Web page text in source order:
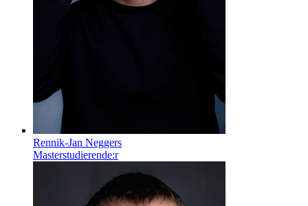
Rennik-Jan Neggers
Masterstudierende:r